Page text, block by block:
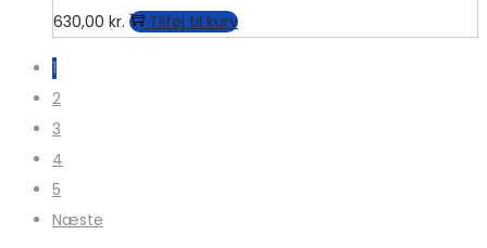
630,00 kr. Tilføj til kurv
1
2
3
4
5
Næste